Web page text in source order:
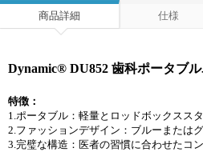
商品詳細 仕様
Dynamic® DU852 歯科ポータブ
特徴：
1.ポータブル：軽量とロッドボックスス
2.ファッションデザイン：ブルーまたは
3.完璧な構造：医者の習慣に合わせたコ